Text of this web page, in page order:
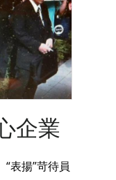
企業
表揚”苛待員